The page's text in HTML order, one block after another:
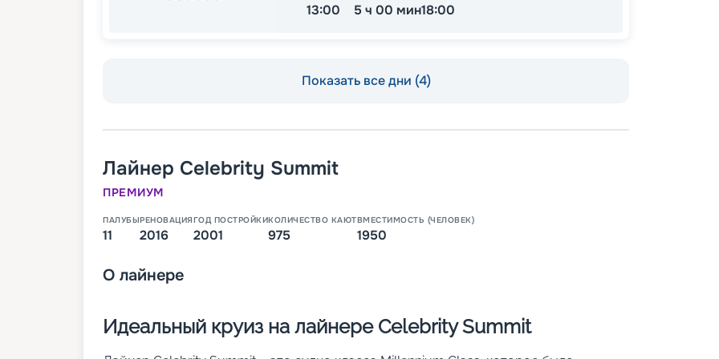
13:00 5 ч 00 мин18:00
Показать все дни (4)
Лайнер Celebrity Summit
ПРЕМИУМ
ПАЛУБЫ
11
РЕНОВАЦИЯ
2016
ГОД ПОСТРОЙКИ
2001
КОЛИЧЕСТВО КАЮТ
975
ВМЕСТИМОСТЬ (ЧЕЛОВЕК)
1950
О лайнере
Идеальный круиз на лайнере Celebrity Summit